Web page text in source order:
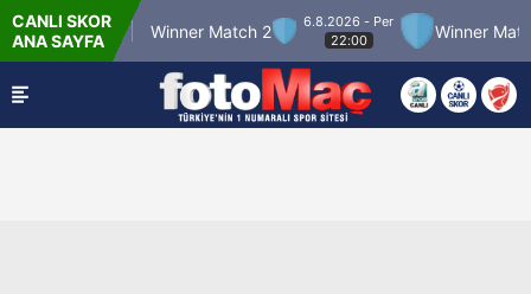
CANLI SKOR
ANA SAYFA
Match 12 Winner Match 2
6.8.2026 - Per
22:00
Winner Match 3